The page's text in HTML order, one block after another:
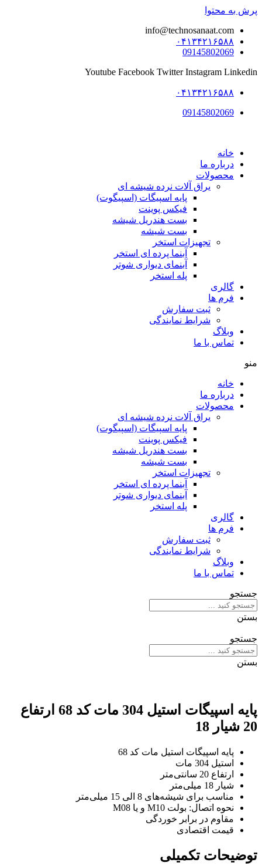
پرش به محتوا
info@technosanaat.com
۰۴۱۳۴۲۱۶۵۸۸
09145802069
Youtube Facebook Twitter Instagram Linkedin
۰۴۱۳۴۲۱۶۵۸۸
09145802069
خانه
درباره ما
محصولات
یراق آلات نرده شیشه ای
پایه اسپیگات (اسپیگوت)
فیکس پوینت
بست هندریل شیشه
بست شیشه
تجهیزات استخر
آبنما پرده ای استخر
آبنمای دیواری شوتر
پله استخر
گالری
فرم ها
ثبت سفارش
شرایط نمایندگی
وبلاگ
تماس با ما
منو
خانه
درباره ما
محصولات
یراق آلات نرده شیشه ای
پایه اسپیگات (اسپیگوت)
فیکس پوینت
بست هندریل شیشه
بست شیشه
تجهیزات استخر
آبنما پرده ای استخر
آبنمای دیواری شوتر
پله استخر
گالری
فرم ها
ثبت سفارش
شرایط نمایندگی
وبلاگ
تماس با ما
جستجو
بستن
جستجو
بستن
پایه اسپیگات استیل 304 مات کد 68 ارتفاع
20 شیار 18
پایه اسپیگات استیل مات کد 68
استیل 304 مات
ارتفاع 20 سانتی‌متر
شیار 18 میلی‌متر
مناسب برای شیشه‌های 8 الی 15 میلی‌متر
نحوه اتصال: بولت M10 و یا M08
مقاوم در برابر خوردگی
قیمت اقتصادی
توضیحات تکمیلی